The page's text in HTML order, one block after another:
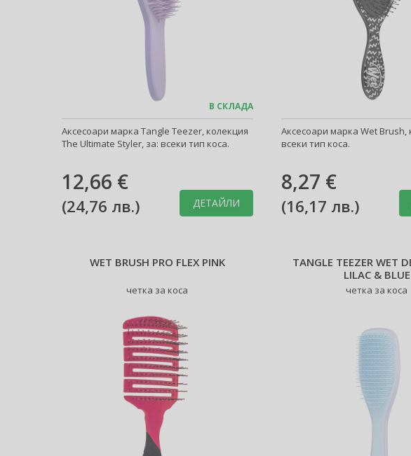
В СКЛАДА
Аксесоари марка Tangle Teezer, колекция
The Ultimate Styler, за: всеки тип коса.
12,66 €
(24,76 лв.) ДЕТАЙЛИ
Аксесоари марка Wet Brush,
всеки тип коса.
8,27 €
(16,17 лв.)
WET BRUSH PRO FLEX PINK
четка за коса
TANGLE TEEZER WET
LILAC & BLUE
четка за коса